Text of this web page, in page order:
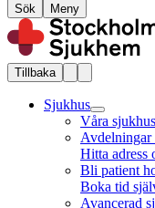
Sök Meny
Tillbaka
Sjukhus
Våra sjukhus
Avdelningar
Hitta adress
Bli patient
Boka tid
Avancerad